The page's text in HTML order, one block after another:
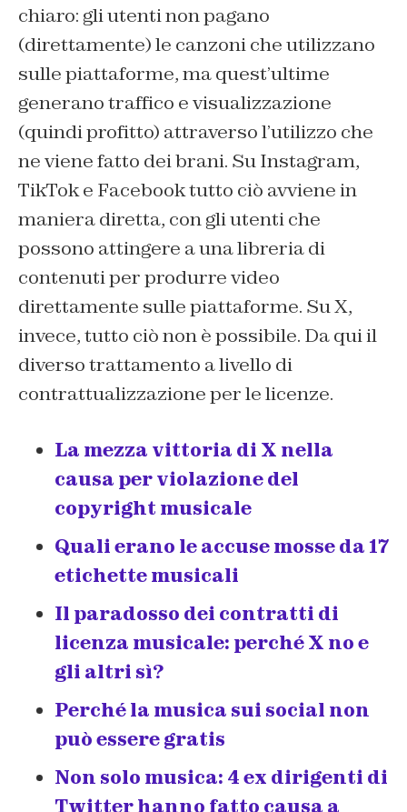
chiaro: gli utenti non pagano
(direttamente) le canzoni che utilizzano
sulle piattaforme, ma quest’ultime
generano traffico e visualizzazione
(quindi profitto) attraverso l’utilizzo che
ne viene fatto dei brani. Su Instagram,
TikTok e Facebook tutto ciò avviene in
maniera diretta, con gli utenti che
possono attingere a una libreria di
contenuti per produrre video
direttamente sulle piattaforme. Su X,
invece, tutto ciò non è possibile. Da qui il
diverso trattamento a livello di
contrattualizzazione per le licenze.
La mezza vittoria di X nella
causa per violazione del
copyright musicale
Quali erano le accuse mosse da 17
etichette musicali
Il paradosso dei contratti di
licenza musicale: perché X no e
gli altri sì?
Perché la musica sui social non
può essere gratis
Non solo musica: 4 ex dirigenti di
Twitter hanno fatto causa a